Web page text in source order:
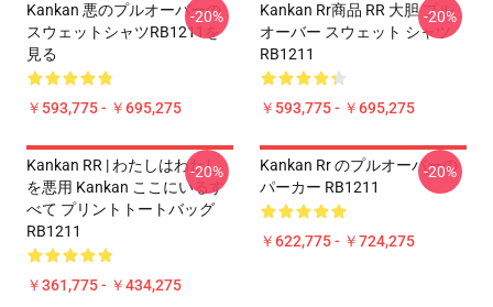
Kankan 悪のプルオーバーの
スウェットシャツRB1211を
見る
￥593,775 - ￥695,275
-20%
Kankan Rr商品 RR 大胆 プル
オーバー スウェット シャツ
RB1211
￥593,775 - ￥695,275
-20%
Kankan RR | わたしはわたし
を悪用 Kankan ここにいるす
べて プリントトートバッグ
RB1211
￥361,775 - ￥434,275
-20%
Kankan Rr のプルオーバーの
パーカー RB1211
￥622,775 - ￥724,275
-20%